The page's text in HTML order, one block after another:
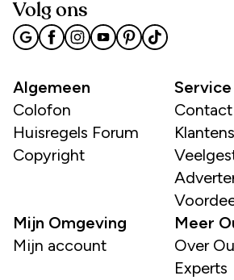
Volg ons
Algemeen
Colofon
Huisregels Forum
Copyright
Service
Mijn Omgeving
Mijn account
Meer
Over
Experts